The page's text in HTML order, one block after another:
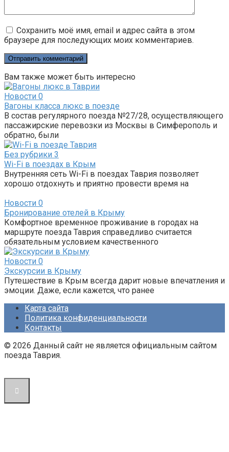
Сохранить моё имя, email и адрес сайта в этом
браузере для последующих моих комментариев.
Вам также может быть интересно
Новости 0
Вагоны класса люкс в поезде
В состав регулярного поезда №27/28, осуществляющего
пассажирские перевозки из Москвы в Симферополь и
обратно, были
Без рубрики 3
Wi-Fi в поездах в Крым
Внутренняя сеть Wi-Fi в поездах Таврия позволяет
хорошо отдохнуть и приятно провести время на
Новости 0
Бронирование отелей в Крыму
Комфортное временное проживание в городах на
маршруте поезда Таврия справедливо считается
обязательным условием качественного
Новости 0
Экскурсии в Крыму
Путешествие в Крым всегда дарит новые впечатления и
эмоции. Даже, если кажется, что ранее
Карта сайта
Политика конфиденциальности
Контакты
© 2026 Данный сайт не является официальным сайтом
поезда Таврия.